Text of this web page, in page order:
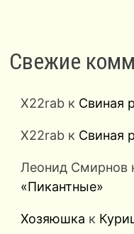
Свежие
X22rabк Свиная
X22rabк Свиная
Леонид Смирнов
«Пикантные»
Хозяюшка к